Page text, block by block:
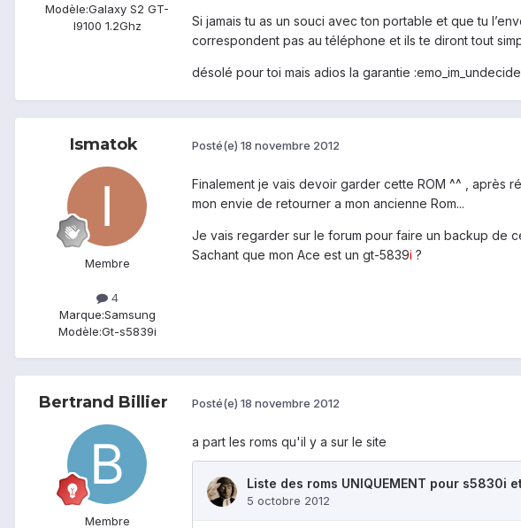
Modèle:Galaxy S2 GT-
I9100 1.2Ghz
Si jamais tu as un souci avec ton portable et que tu
correspondent pas au téléphone et ils te diront tout
désolé pour toi mais adios la garantie
Ismatok
Membre
4
Marque:Samsung
Modèle:Gt-s5839i
Posté(e) 18 novembre 2012
Finalement je vais devoir garder cette ROM ^^ , après
mon envie de retourner a mon ancienne Rom...
Je vais regarder sur le forum pour faire un backup de
Sachant que mon Ace est un gt-5839i ?
Bertrand Billier
Membre
Posté(e) 18 novembre 2012
a part les roms qu'il y a sur le site